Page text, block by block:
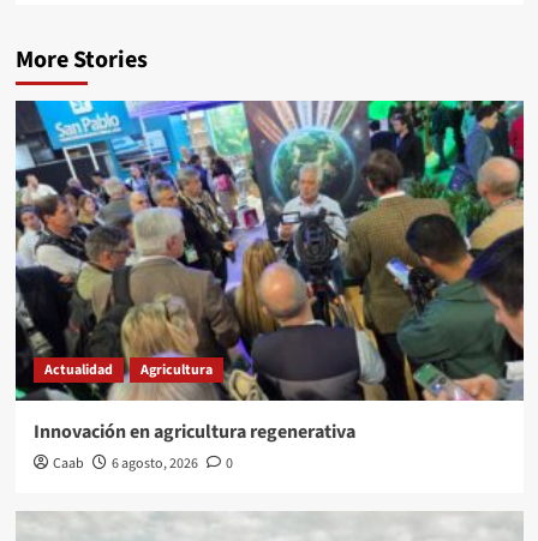
More Stories
Actualidad Agricultura
Innovación en agricultura regenerativa
Caab 6 agosto, 2026 0